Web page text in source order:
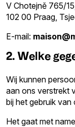
V Chotejně 765/
102 00 Praag,
E-mail:
2. Welke
Wij kunnen
aan ons verstrekt
bij het gebruik van
Het gaat met